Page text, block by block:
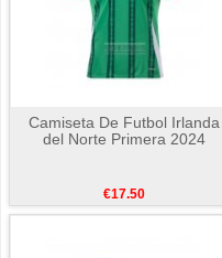
Camiseta De Futbol Irlanda
del Norte Primera 2024
€17.50